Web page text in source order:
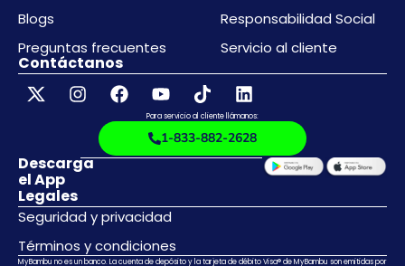
Blogs
Preguntas frecuentes
Responsabilidad Social
Servicio al cliente
Legales
Seguridad y privacidad
Términos y condiciones
Contáctanos
Para servicio al cliente llámanos:
1-833-882-2628
Descarga
el App
MyBambu no es un banco. La cuenta de depósito y la tarjeta de débito Visa® de MyBambu son emitidas por